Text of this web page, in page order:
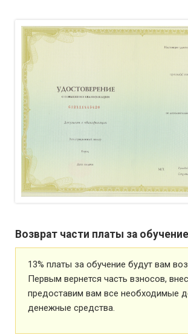
Возврат части платы за обучение
13% платы за обучение будут вам
Первым вернется часть взносов,
предоставим вам все необходимые
денежные средства.